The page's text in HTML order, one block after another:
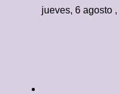
jueves, 6 agosto